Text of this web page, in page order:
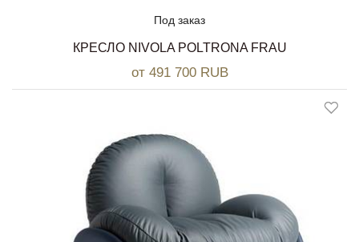
Под заказ
КРЕСЛО NIVOLA POLTRONA FRAU
от 491 700 RUB